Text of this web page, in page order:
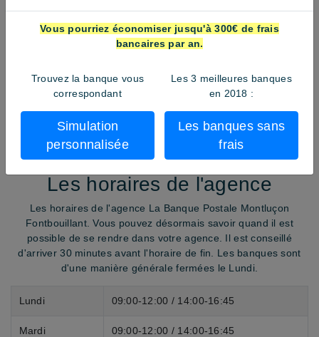
directement joindre l'agence. Nous essayons de récupérer le
plus possible ces numéros afin de faciliter la vie des clients de
pouvez nous contacter pour plus de précisions.
Téléphone:3639
https://www.labanquepostale.fr
Code banque:20041
Les horaires de l'agence
Les horaires de l'agence La Banque Postale Montluçon
Fontbouillant. Vous pouvez désormais savoir quand il est
possible de se rendre dans votre agence. Il est conseillé
d'arriver30 minutes avant l'horaire de fin. Les banques sont
d'une manière générale fermées le Lundi.
Lundi 09:00-12:00 / 14:00-16:45
Mardi 09:00-12:00 / 14:00-16:45
Vous pourriez économiser jusqu'à 300€ de frais
bancaires par an.
Trouvez la banque vous
correspondant
Simulation
personnalisée
Les 3 meilleures banques
en 2018 :
Les banques sans
frais